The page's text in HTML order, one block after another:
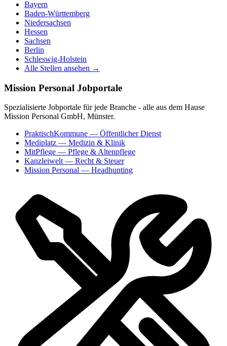
Bayern
Baden-Württemberg
Niedersachsen
Hessen
Sachsen
Berlin
Schleswig-Holstein
Alle Stellen ansehen →
Mission Personal Jobportale
Spezialisierte Jobportale für jede Branche - alle aus dem Hause
Mission Personal GmbH, Münster.
PraktischKommune — Öffentlicher Dienst
Mediplatz — Medizin & Klinik
MitPflege — Pflege & Altenpflege
Kanzleiwelt — Recht & Steuer
Mission Personal — Headhunting